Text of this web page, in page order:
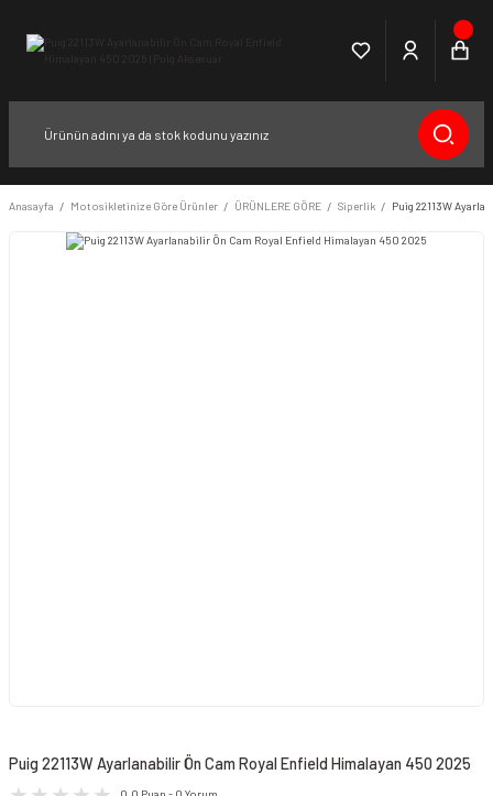
Anasayfa Motosikletinize Göre Ürünler ÜRÜNLERE GÖRE Siperlik Puig 22113W
Puig 22113W Ayarlanabilir Ön Cam Royal Enfield Himalayan 450 2025